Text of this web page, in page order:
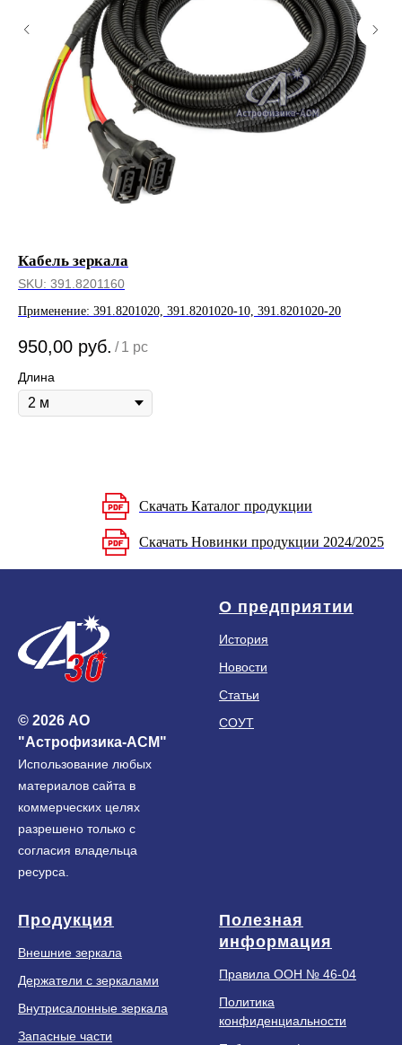
Кабель зеркала
SKU: 391.8201160
Применение: 391.8201020, 391.8201020-10, 391.8201020-20
950,00 руб. / 1 pc
Длина
Скачать Каталог продукции
Скачать Новинки продукции 2024/2025
© 2026 АО
"Астрофизика-АСМ"
Использование любых
материалов сайта в
коммерческих целях
разрешено только с
согласия владельца
ресурса.
О предприятии
История
Новости
Статьи
СОУТ
Продукция
Внешние зеркала
Держатели с зеркалами
Внутрисалонные зеркала
Запасные части
Полезная
информация
Правила ООН № 46-04
Политика
конфиденциальности